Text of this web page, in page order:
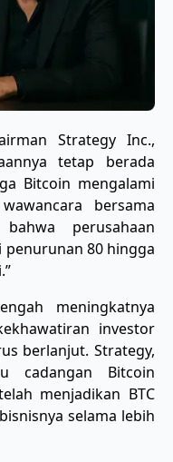
Strategy Inc.,
tetap berada
Bitcoin mengalami
bersama
perusahaan
penurunan 80 hingga
meningkatnya
investor
berlanjut. Strategy,
cadangan Bitcoin
menjadikan BTC
selama lebih